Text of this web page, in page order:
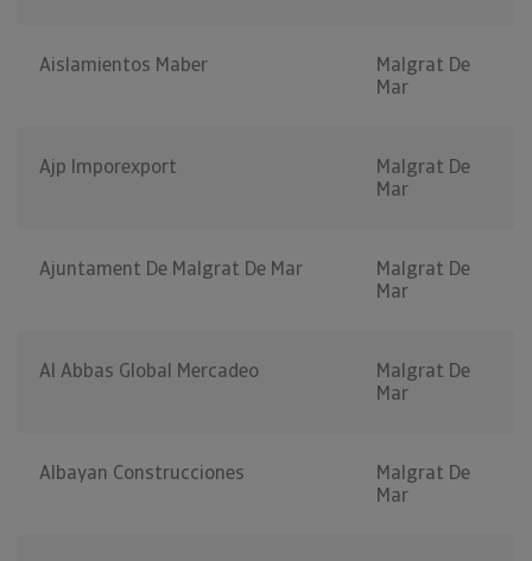
Aislamientos Maber
Malgrat De
Mar
Ajp Imporexport
Malgrat De
Mar
Ajuntament De Malgrat De Mar
Malgrat De
Mar
Al Abbas Global Mercadeo
Malgrat De
Mar
Albayan Construcciones
Malgrat De
Mar